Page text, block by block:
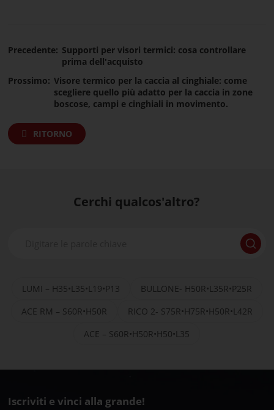
Precedente: Supporti per visori termici: cosa controllare
prima dell'acquisto
Prossimo: Visore termico per la caccia al cinghiale: come
scegliere quello più adatto per la caccia in zone
boscose, campi e cinghiali in movimento.
RITORNO
Cerchi qualcos'altro?
LUMI – H35•L35•L19•P13
BULLONE- H50R•L35R•P25R
ACE RM – S60R•H50R
RICO 2- S75R•H75R•H50R•L42R
ACE – S60R•H50R•H50•L35
Iscriviti e vinci alla grande!